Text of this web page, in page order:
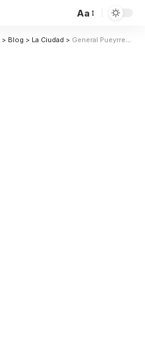
Aa
> Blog > La Ciudad > General Pueyrredon será una de las sedes para la final provincial del concurso Emprendimiento Argentino 2026